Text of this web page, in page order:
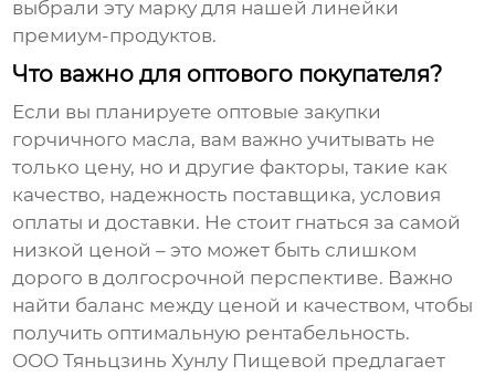
выбрали эту марку для нашей линейки
премиум-продуктов.
Что важно для оптового покупателя?
Если вы планируете оптовые закупки
горчичного масла, вам важно учитывать не
только цену, но и другие факторы, такие как
качество, надежность поставщика, условия
оплаты и доставки. Не стоит гнаться за самой
низкой ценой – это может быть слишком
дорого в долгосрочной перспективе. Важно
найти баланс между ценой и качеством, чтобы
получить оптимальную рентабельность.
ООО Тяньцзинь Хунлу Пищевой предлагает